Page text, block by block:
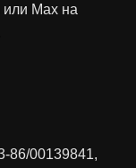
Max на
86/00139841,